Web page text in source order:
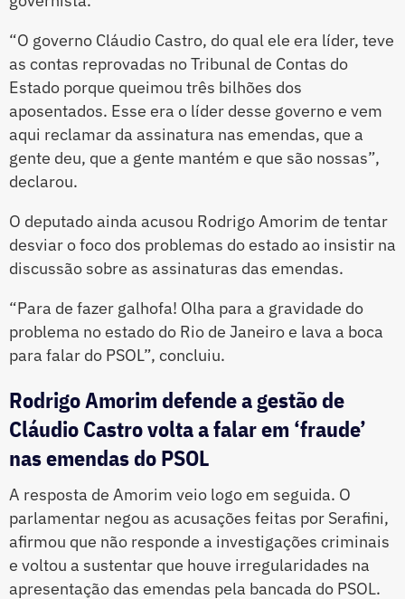
“O governo Cláudio Castro, do qual ele era líder, teve
as contas reprovadas no Tribunal de Contas do
Estado porque queimou três bilhões dos
aposentados. Esse era o líder desse governo e vem
aqui reclamar da assinatura nas emendas, que a
gente deu, que a gente mantém e que são nossas”,
declarou.
O deputado ainda acusou Rodrigo Amorim de tentar
desviar o foco dos problemas do estado ao insistir na
discussão sobre as assinaturas das emendas.
“Para de fazer galhofa! Olha para a gravidade do
problema no estado do Rio de Janeiro e lava a boca
para falar do PSOL”, concluiu.
Rodrigo Amorim defende a gestão de
Cláudio Castro volta a falar em ‘fraude’
nas emendas do PSOL
A resposta de Amorim veio logo em seguida. O
parlamentar negou as acusações feitas por Serafini,
afirmou que não responde a investigações criminais
e voltou a sustentar que houve irregularidades na
apresentação das emendas pela bancada do PSOL.